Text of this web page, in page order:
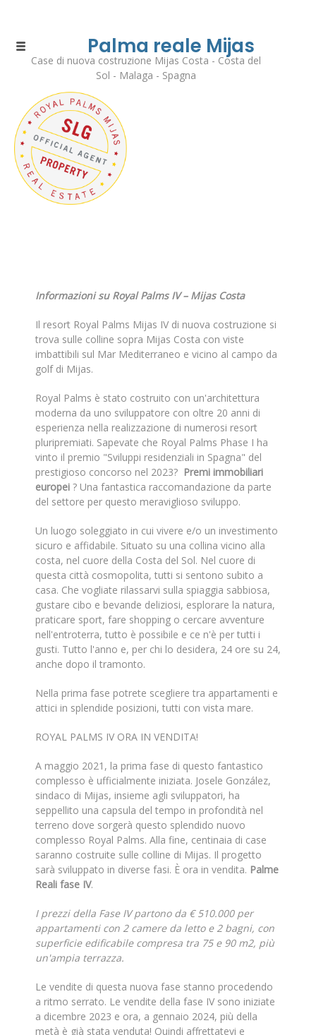
Palma reale Mijas
Case di nuova costruzione Mijas Costa - Costa del
Sol - Malaga - Spagna
Informazioni su Royal Palms IV – Mijas Costa
Il resort Royal Palms Mijas IV di nuova costruzione si
trova sulle colline sopra Mijas Costa con viste
imbattibili sul Mar Mediterraneo e vicino al campo da
golf di Mijas.
Royal Palms è stato costruito con un'architettura
moderna da uno sviluppatore con oltre 20 anni di
esperienza nella realizzazione di numerosi resort
pluripremiati. Sapevate che Royal Palms Phase I ha
vinto il premio "Sviluppi residenziali in Spagna" del
prestigioso concorso nel 2023? Premi immobiliari
europei ? Una fantastica raccomandazione da parte
del settore per questo meraviglioso sviluppo.
Un luogo soleggiato in cui vivere e/o un investimento
sicuro e affidabile. Situato su una collina vicino alla
costa, nel cuore della Costa del Sol. Nel cuore di
questa città cosmopolita, tutti si sentono subito a
casa. Che vogliate rilassarvi sulla spiaggia sabbiosa,
gustare cibo e bevande deliziosi, esplorare la natura,
praticare sport, fare shopping o cercare avventure
nell'entroterra, tutto è possibile e ce n'è per tutti i
gusti. Tutto l'anno e, per chi lo desidera, 24 ore su 24,
anche dopo il tramonto.
Nella prima fase potrete scegliere tra appartamenti e
attici in splendide posizioni, tutti con vista mare.
ROYAL PALMS IV ORA IN VENDITA!
A maggio 2021, la prima fase di questo fantastico
complesso è ufficialmente iniziata. Josele González,
sindaco di Mijas, insieme agli sviluppatori, ha
seppellito una capsula del tempo in profondità nel
terreno dove sorgerà questo splendido nuovo
complesso Royal Palms. Alla fine, centinaia di case
saranno costruite sulle colline di Mijas. Il progetto
sarà sviluppato in diverse fasi. È ora in vendita. Palme
Reali fase IV.
I prezzi della Fase IV partono da € 510.000 per
appartamenti con 2 camere da letto e 2 bagni, con
superficie edificabile compresa tra 75 e 90 m2, più
un'ampia terrazza.
Le vendite di questa nuova fase stanno procedendo
a ritmo serrato. Le vendite della fase IV sono iniziate
a dicembre 2023 e ora, a gennaio 2024, più della
metà è già stata venduta! Quindi affrettatevi e